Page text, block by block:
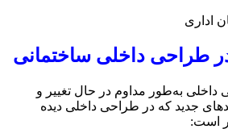
طراحی داخلی ساختمانی
داخلی به‌طور مداوم در حال تغییر و
جدید که در طراحی داخلی دیده
است: